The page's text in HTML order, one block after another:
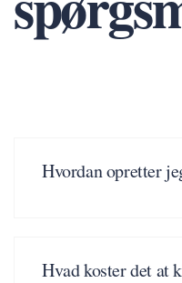
Hvordan opretter
Hvad koster det at